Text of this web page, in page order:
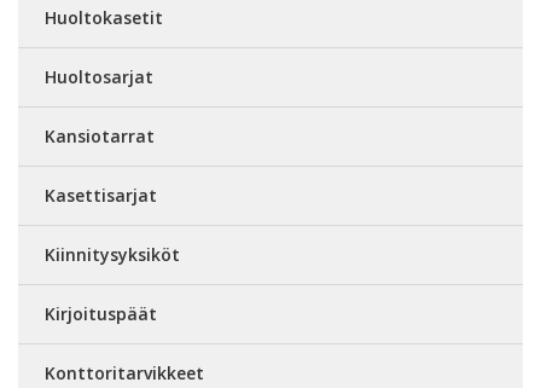
Huoltokasetit
Huoltosarjat
Kansiotarrat
Kasettisarjat
Kiinnitysyksiköt
Kirjoituspäät
Konttoritarvikkeet